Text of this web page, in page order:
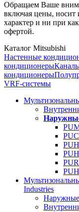
Обращаем Ваше
включая цены, носит
характер и ни при
офертой.
Каталог Mitsubishi
Настенные
кондиционеры
кондиционеры
VRF-системы
Industries